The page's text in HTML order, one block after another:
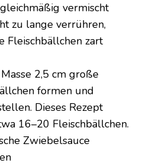
vermischt
zu lange verrühren,
Fleischbällchen zart
2,5 cm große
formen und
Dieses Rezept
16–20 Fleischbällchen.
Zwiebelsauce